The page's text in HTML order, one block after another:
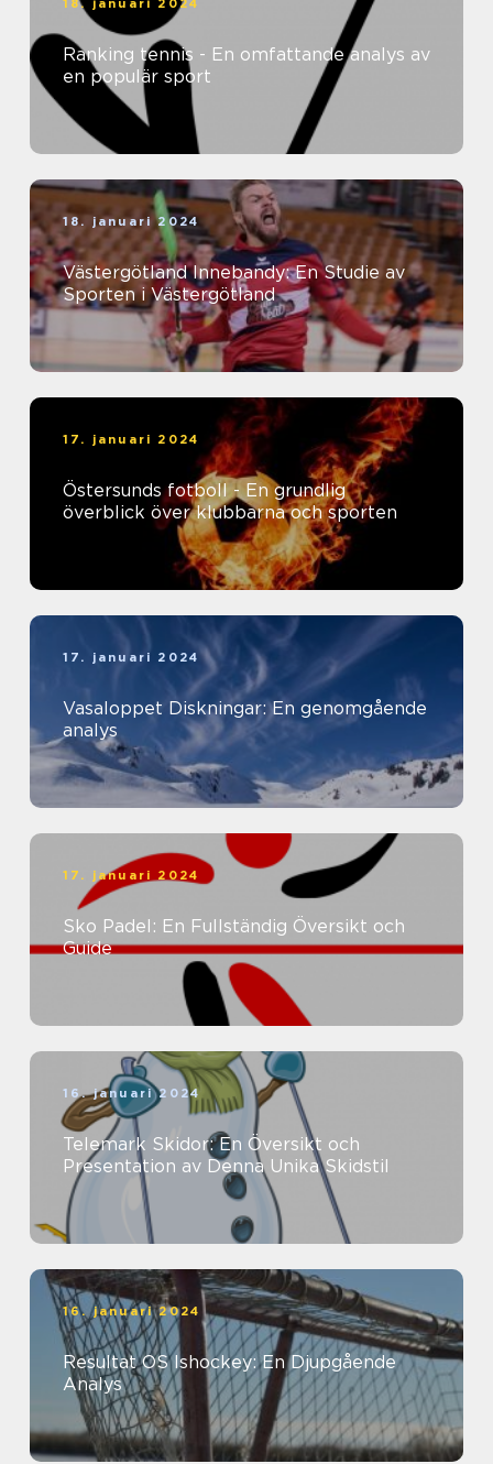
18. januari 2024
Ranking tennis - En omfattande analys av
en populär sport
18. januari 2024
Västergötland Innebandy: En Studie av
Sporten i Västergötland
17. januari 2024
Östersunds fotboll - En grundlig
överblick över klubbarna och sporten
17. januari 2024
Vasaloppet Diskningar: En genomgående
analys
17. januari 2024
Sko Padel: En Fullständig Översikt och
Guide
16. januari 2024
Telemark Skidor: En Översikt och
Presentation av Denna Unika Skidstil
16. januari 2024
Resultat OS Ishockey: En Djupgående
Analys